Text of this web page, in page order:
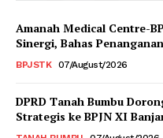
Amanah Medical Centre-
Sinergi, Bahas
BPJSTK 07/August/2026
DPRD Tanah Bumbu
Strategis ke BPJN XI